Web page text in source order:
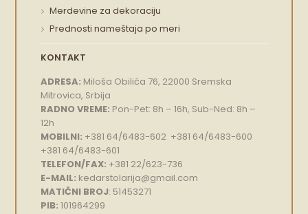
Merdevine za dekoraciju
Prednosti nameštaja po meri
KONTAKT
ADRESA: Miloša Obilića 76, 22000 Sremska
Mitrovica, Srbija
RADNO VREME: Pon-Pet: 8h – 16h, Sub-Ned: 8h –
12h
MOBILNI: +381 64/6483-602 +381 64/6483-600
+381 64/6483-601
TELEFON/FAX: +381 22/623-736
E-MAIL: kedarstolarija@gmail.com
MATIČNI BROJ: 51453271
PIB: 101964299